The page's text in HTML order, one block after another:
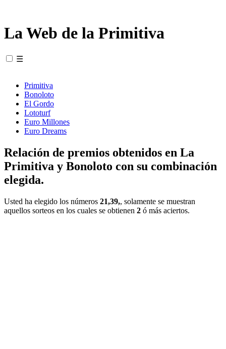
La Web de la Primitiva
☰
Primitiva
Bonoloto
El Gordo
Lototurf
Euro Millones
Euro Dreams
Relación de premios obtenidos en La
Primitiva y Bonoloto con su combinación
elegida.
Usted ha elegido los números 21,39,, solamente se muestran
aquellos sorteos en los cuales se obtienen 2 ó más aciertos.